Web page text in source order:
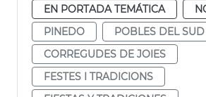
EN PORTADA TEMÁTICA
PINEDO
POBLES DEL SUD
CORREGUDES DE JOIES
FESTES I TRADICIONS